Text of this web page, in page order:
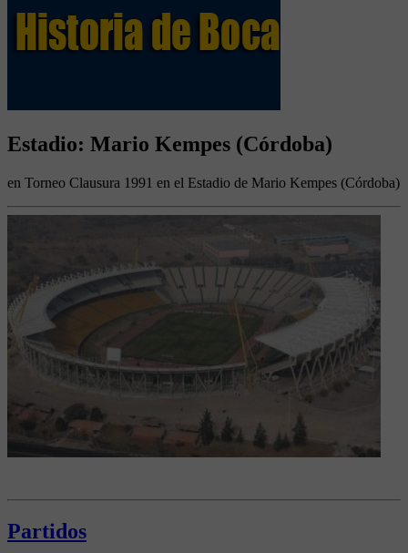
Estadio: Mario Kempes (Córdoba)
en Torneo Clausura 1991 en el Estadio de Mario Kempes (Córdoba)
Partidos